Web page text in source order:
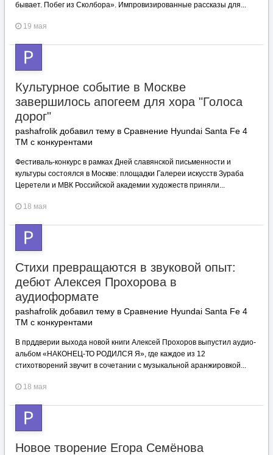
бывает. Побег из Сколбора». Импровизированные рассказы для...
19 мая
Культурное событие в Москве
завершилось апогеем для хора "Голоса
дорог"
pashafrolik добавил тему в Сравнение Hyundai Santa Fe 4
TM с конкурентами
Фестиваль‑конкурс в рамках Дней славянской письменности и
культуры состоялся в Москве: площадки Галереи искусств Зураба
Церетели и МВК Российской академии художеств приняли...
18 мая
Стихи превращаются в звуковой опыт:
дебют Алексея Прохорова в
аудиоформате
pashafrolik добавил тему в Сравнение Hyundai Santa Fe 4
TM с конкурентами
В прддверии выхода новой книги Алексей Прохоров выпустил аудио-
альбом «НАКОНЕЦ-ТО РОДИЛСЯ Я», где каждое из 12
стихотворений звучит в сочетании с музыкальной аранжировкой...
18 мая
Новое творение Егора Семёнова